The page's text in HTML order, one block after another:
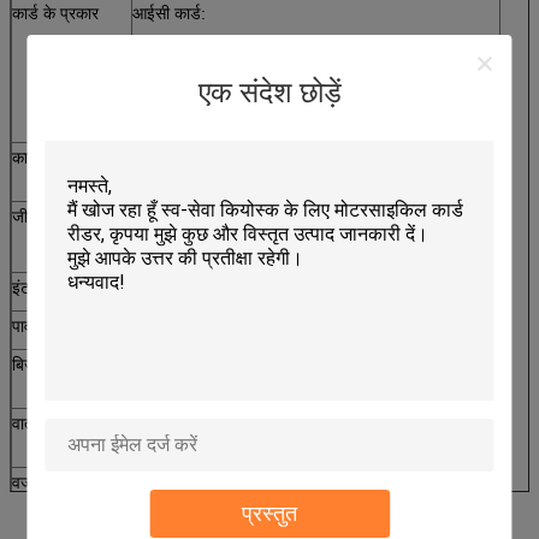
एक संदेश छोड़ें
प्रस्तुत
कार्ड के प्रकार
आईसी कार्ड:
टी = 0, टी = 1 सीपीयू कार्ड
टी = 0, टी = 1 पीएसएएम कार्ड (1 सैम स्लॉट)
कार्ड आयाम
जीवन काल
माइक्रो स्विच: 500,000 बार मिन
आईसी संपर्क: 300,000 बार मिन
इंटरफेस
पावर वोल्टेज
बिजली की खपत
वातावरण
भंडारण: -25 ℃ ~ 80 ℃, 0 ~ 95% आरएच (गैर संघनक)
वजन